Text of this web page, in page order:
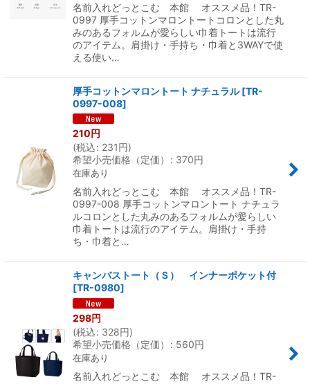
名前入れどっとこむ 本館 オススメ品！TR-
0997 厚手コットンマロントートコロンとした丸
みのあるフォルムが愛らしい巾着トートは流行
のアイテム。肩掛け・手持ち・巾着と3WAYで使
える使い…
厚手コットンマロントート ナチュラル [TR-
0997-008]
210円
(税込: 231円)
希望小売価格（定価）
: 370円
在庫あり
名前入れどっとこむ 本館 オススメ品！TR-
0997-008 厚手コットンマロントート ナチュラ
ルコロンとした丸みのあるフォルムが愛らしい
巾着トートは流行のアイテム。肩掛け・手持
ち・巾着と…
キャンバストート（Ｓ） インナーポケット付
[TR-0980]
298円
(税込: 328円)
希望小売価格（定価）
: 560円
在庫あり
名前入れどっとこむ 本館 オススメ品！TR-